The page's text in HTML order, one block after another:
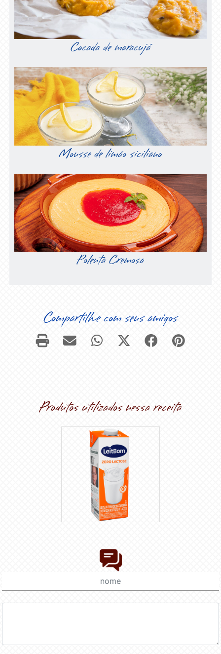
Cocada de maracujá
Mousse de limão siciliano
Polenta Cremosa
Compartilhe com seus amigos
Produtos utilizados nessa receita